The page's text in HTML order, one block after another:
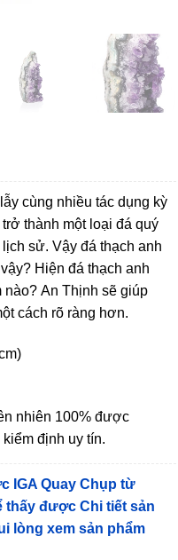
cùng nhiều tác dụng kỳ
thành một loại đá quý
sử. Vậy đá thạch anh
Hiện đá thạch anh
nào? An Thịnh sẽ giúp
cách rõ ràng hơn.
nhiên 100% được
định uy tín.
IGA Quay Chụp từ
thấy được Chi tiết sản
lòng xem sản phẩm